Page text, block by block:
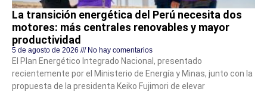
La transición energética del Perú necesita dos
motores: más centrales renovables y mayor
productividad
5 de agosto de 2026 No hay comentarios
El Plan Energético Integrado Nacional, presentado
recientemente por el Ministerio de Energía y Minas, junto con la
propuesta de la presidenta Keiko Fujimori de elevar